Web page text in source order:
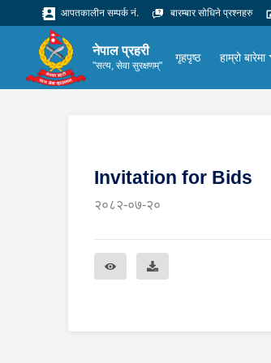
आपतकालीन सम्पर्क नं. बारम्बार सोधिने प्रश्नहरु
नेपाल प्रहरी
"सत्य, सेवा सुरक्षणम्"
गृहपृष्ठ हाम्रो बारेमा
Invitation for Bids
२०८२-०७-२०